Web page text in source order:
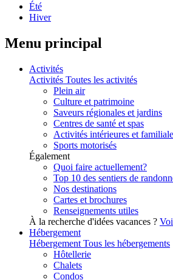
Été
Hiver
Menu principal
Activités
Activités Toutes les activités
Plein air
Culture et patrimoine
Saveurs régionales et jardins
Centres de santé et spas
Activités intérieures et
Sports motorisés
Également
Quoi faire actuellement?
Top 10 des sentiers de
Nos destinations
Cartes et brochures
Renseignements utiles
À la recherche d'idées vacances ?
Hébergement
Hébergement Tous les hébergements
Hôtellerie
Chalets
Condos